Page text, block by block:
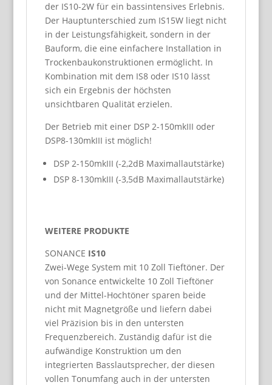
der IS10-2W für ein bassintensives Erlebnis.
Der Hauptunterschied zum IS15W liegt nicht
in der Leistungsfähigkeit, sondern in der
Bauform, die eine einfachere Installation in
Trockenbaukonstruktionen ermöglicht. In
Kombination mit dem IS8 oder IS10 lässt
sich ein Ergebnis der höchsten
unsichtbaren Qualität erzielen.
Der Betrieb mit einer DSP 2-150mkIII oder
DSP8-130mkIII ist möglich!
DSP 2-150mkIII (-2,2dB Maximallautstärke)
DSP 8-130mkIII (-3,5dB Maximallautstärke)
WEITERE PRODUKTE
SONANCE IS10
Zwei-Wege System mit 10 Zoll Tieftöner. Der
von Sonance entwickelte 10 Zoll Tieftöner
und der Mittel-Hochtöner sparen beide
nicht mit Magnetgröße und liefern dabei
viel Präzision bis in den untersten
Frequenzbereich. Zuständig dafür ist die
aufwändige Konstruktion um den
integrierten Basslautsprecher, der diesen
vollen Tonumfang auch in der untersten